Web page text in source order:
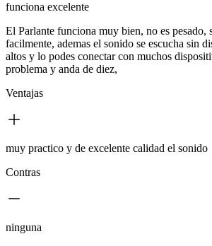
funciona excelente
El Parlante funciona muy bien, no es pesado,
facilmente, ademas el sonido se escucha sin
altos y lo podes conectar con muchos
problema y anda de diez,
Ventajas
muy practico y de excelente calidad el sonido
Contras
ninguna